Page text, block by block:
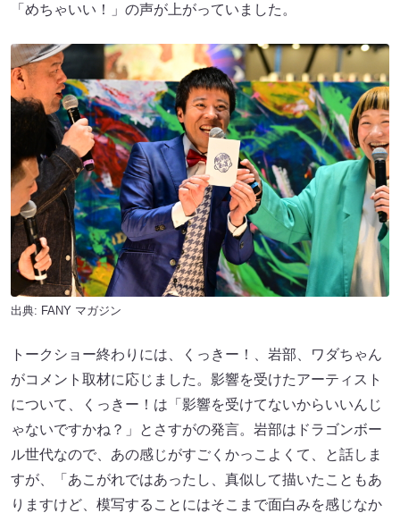
「めちゃいい！」の声が上がっていました。
出典: FANY マガジン
トークショー終わりには、くっきー！、岩部、ワダちゃん
がコメント取材に応じました。影響を受けたアーティスト
について、くっきー！は「影響を受けてないからいいんじ
ゃないですかね？」とさすがの発言。岩部はドラゴンボー
ル世代なので、あの感じがすごくかっこよくて、と話しま
すが、「あこがれではあったし、真似して描いたこともあ
りますけど、模写することにはそこまで面白みを感じなか